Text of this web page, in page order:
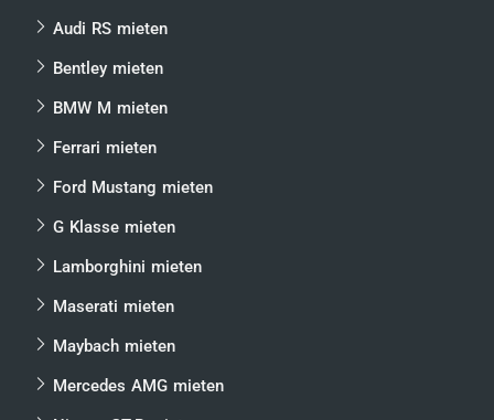
Audi RS mieten
Bentley mieten
BMW M mieten
Ferrari mieten
Ford Mustang mieten
G Klasse mieten
Lamborghini mieten
Maserati mieten
Maybach mieten
Mercedes AMG mieten